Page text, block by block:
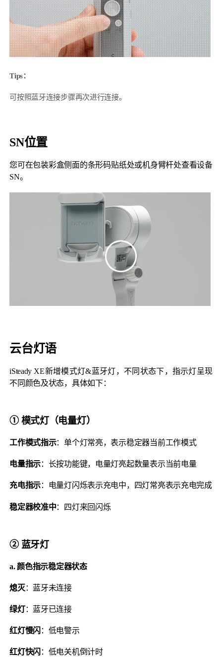
Tips：
可按照蓝牙连接步骤再次进行连接。
SN位置
您可在包装彩盒侧面的条形码贴纸处或机身臂杆处查看设备
SN。
云台灯语
iSteady XE新增模式灯&蓝牙灯，不同状态下，指示灯呈现
不同颜色及状态，具体如下：
① 模式灯（电量灯）
工作模式指示：单个灯常亮，表示稳定器当前工作模式
电量指示：长按功能键，电量灯亮起数量表示当前电量
充电指示：电量灯闪烁表示充电中，四灯常亮表示充电完成
稳定器校准中：四灯来回闪烁
② 蓝牙灯
a. 颜色指示稳定器状态
熄灭 ：蓝牙未连接
绿灯：蓝牙已连接
红灯慢闪 ：低电警示
红灯快闪 ：低电关机倒计时